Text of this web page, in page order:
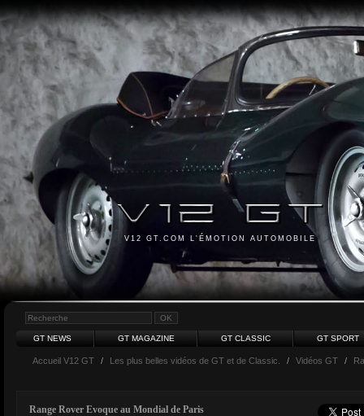
V12 GT.COM L'ÉMOTION AUTOMOBILE
GT NEWS GT MAGAZINE GT CLASSIC GT SPORT
Accueil V12 GT / Les plus belles vidéos de GT et de Classic. / Vidéos GT /
Range Rover Evoque au Mondial de Paris